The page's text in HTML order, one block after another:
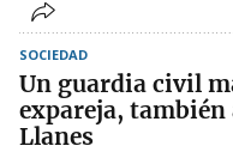
SOCIEDAD
Un guardia civil
expareja, también
Llanes